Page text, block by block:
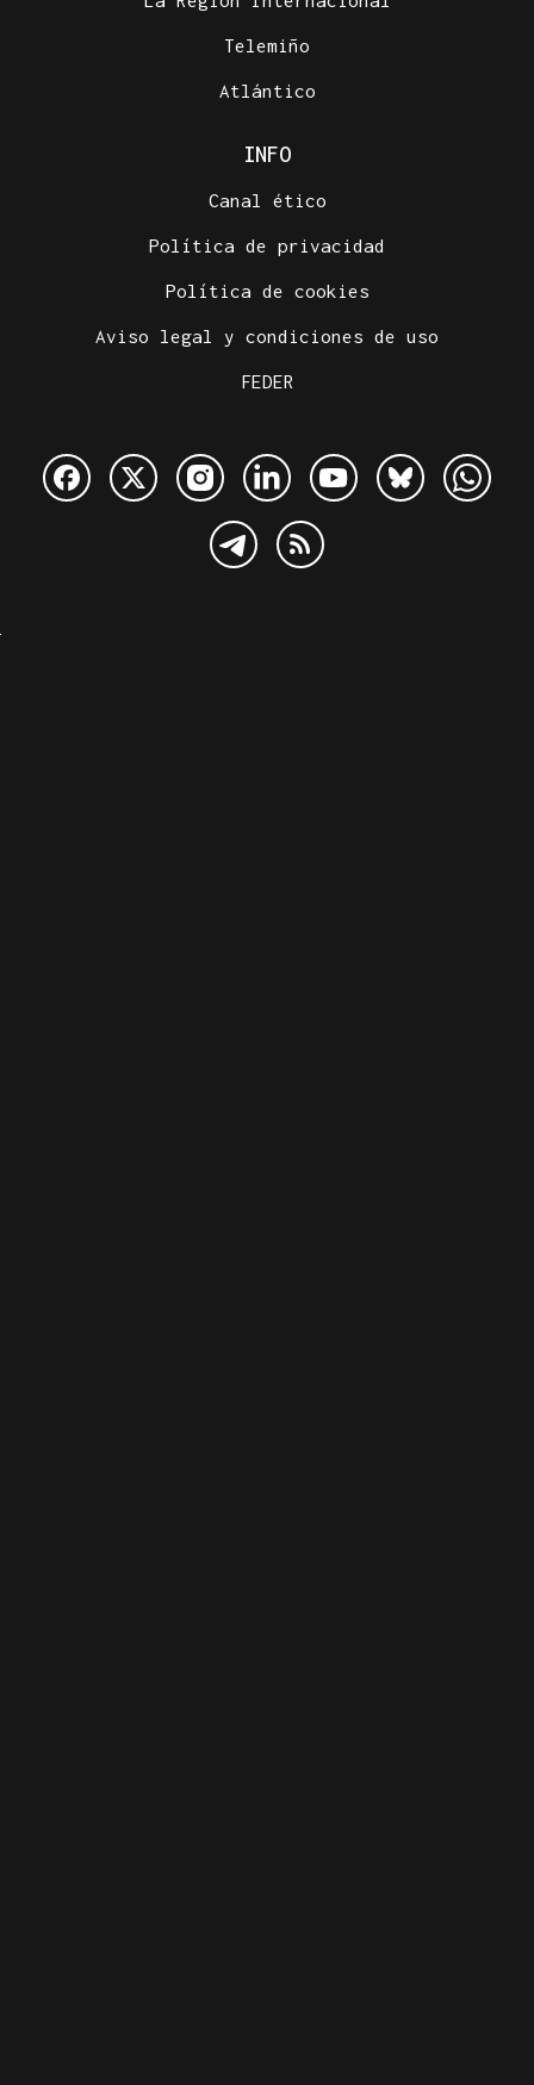
Telemiño
Atlántico
INFO
Canal ético
Política de privacidad
Política de cookies
Aviso legal y condiciones de uso
FEDER